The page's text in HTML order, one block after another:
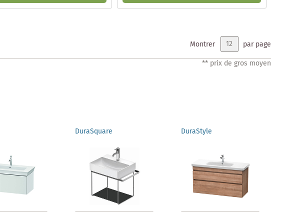
Montrer
par page
** prix de gros moyen
DuraSquare DuraStyle